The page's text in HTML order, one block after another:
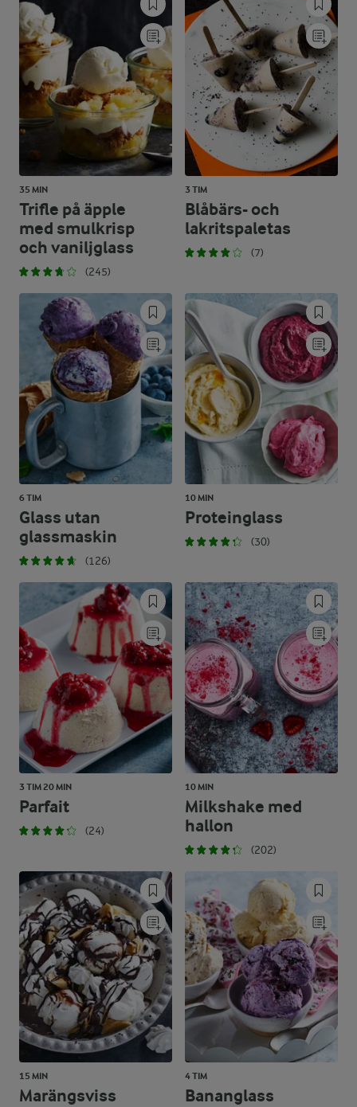
35 MIN
Trifle på äpple
med smulkrisp
och vaniljglass
(245)
3 TIM
Blåbärs- och
lakritspaletas
(7)
6 TIM
Glass utan
glassmaskin
(126)
10 MIN
Proteinglass
(30)
3 TIM 20 MIN
Parfait
(24)
10 MIN
Milkshake med
hallon
(202)
15 MIN
Marängsviss
4 TIM
Bananglass